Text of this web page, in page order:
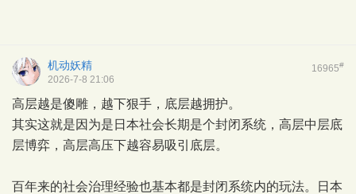
16965#
机动妖精
2026-7-8 21:06
高层越是傻雕，越下狠手，底层越拥护。
其实这就是因为是日本社会长期是个封闭系统，高层中层底
层博弈，高层高压下越容易吸引底层。
百年来的社会治理经验也基本都是封闭系统内的玩法。日本